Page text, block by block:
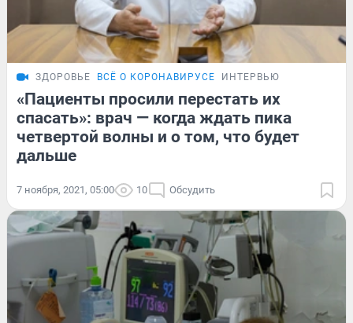
ЗДОРОВЬЕ ВСЁ О КОРОНАВИРУСЕ ИНТЕРВЬЮ
«Пациенты просили перестать их
спасать»: врач — когда ждать пика
четвертой волны и о том, что будет
дальше
7 ноября, 2021, 05:00 10 Обсудить